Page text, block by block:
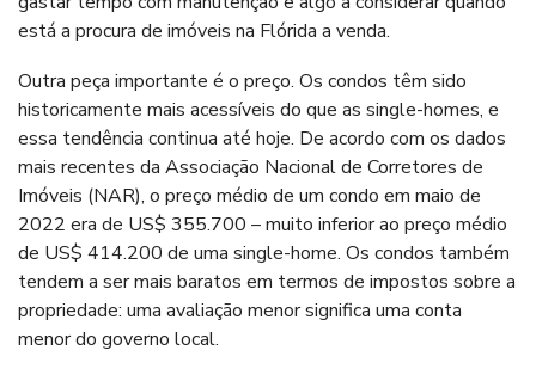
está a procura de imóveis na Flórida a venda.
Outra peça importante é o preço. Os condos têm sido
historicamente mais acessíveis do que as single-homes, e
essa tendência continua até hoje. De acordo com os dados
mais recentes da Associação Nacional de Corretores de
Imóveis (NAR), o preço médio de um condo em maio de
2022 era de US$ 355.700 – muito inferior ao preço médio
de US$ 414.200 de uma single-home. Os condos também
tendem a ser mais baratos em termos de impostos sobre a
propriedade: uma avaliação menor significa uma conta
menor do governo local.